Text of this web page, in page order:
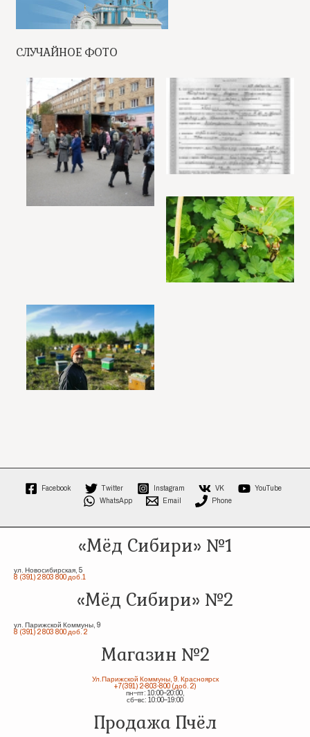
СЛУЧАЙНОЕ ФОТО
Facebook Twitter Instagram VK
YouTube
WhatsApp
Email Phone
«Мёд Сибири» №1
ул. Новосибирская, 5
8 (391) 2 803 800 доб.1
«Мёд Сибири» №2
ул. Парижской Коммуны, 9
8 (391) 2 803 800 доб. 2
Магазин №2
Ул.Парижской Коммуны, 9. Красноярск
+7(391) 2-803-800 (доб. 2)
пн–пт: 10:00–20:00,
сб–вс: 10:00–19:00
Продажа Пчёл